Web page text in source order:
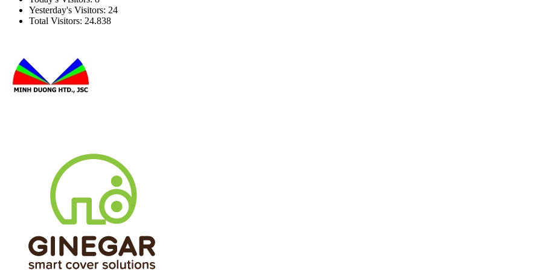
Yesterday's Visitors: 24
Total Visitors: 24.838